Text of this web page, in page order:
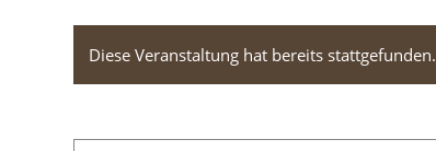
Diese Veranstaltung hat bereits stattgefunden.